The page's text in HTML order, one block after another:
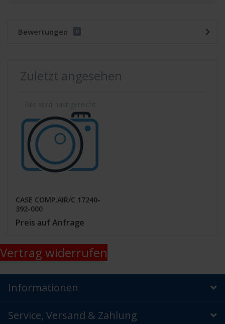
Bewertungen 0
Zuletzt angesehen
CASE COMP,AIR/C 17240-
392-000
Preis auf Anfrage
Vertrag widerrufen
Informationen
Service, Versand & Zahlung